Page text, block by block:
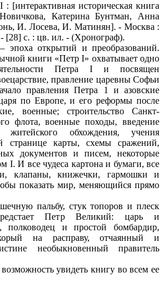
историческая книга
Катерина Бунтман, Анна
И. Лосева, И. Матинян]. - Москва :
[28] с. : цв. ил. - (Хронограф).
открытий и преобразований.
книги «Петр I» охватывает одно
Петра I и посвящен
правление царевны Софьи
правления Петра 1 и азовские
по Европе, и его реформы после
военные; строительство Санкт-
флота, военные походы, введение
житейского обхождения, учения
странице карты, схемы сражений,
документов и писем, некоторые
I. И все чудеса картона и бумаги, все
клапаны, книжечки, гармошки и
показать мир, меняющийся прямо
пальбу, стук топоров и плеск
Петр Великий: царь и
полководец и простой бомбардир,
на расправу, отчаянный и
необыкновенный правитель
увидеть книгу во всем ее